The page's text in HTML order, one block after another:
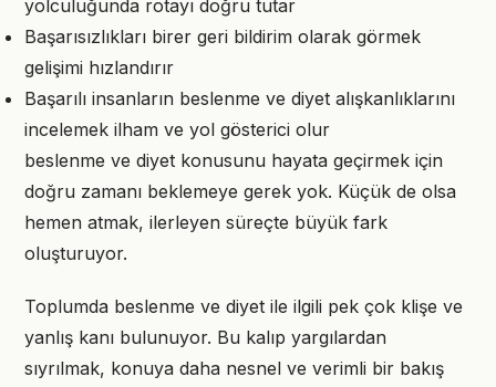
yolculuğunda rotayı doğru tutar
Başarısızlıkları birer geri bildirim olarak görmek
gelişimi hızlandırır
Başarılı insanların beslenme ve diyet alışkanlıklarını
incelemek ilham ve yol gösterici olur
beslenme ve diyet konusunu hayata geçirmek için
doğru zamanı beklemeye gerek yok. Küçük de olsa
hemen atmak, ilerleyen süreçte büyük fark
oluşturuyor.
Toplumda beslenme ve diyet ile ilgili pek çok klişe ve
yanlış kanı bulunuyor. Bu kalıp yargılardan
sıyrılmak, konuya daha nesnel ve verimli bir bakış